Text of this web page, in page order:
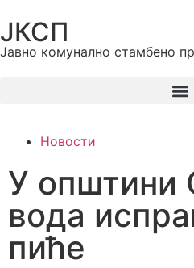
ЈКСП
Јавно комунално стамбено
Новости
У општини
вода
пиће